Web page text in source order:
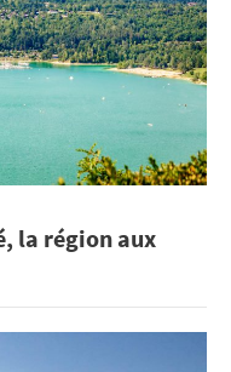
la région aux